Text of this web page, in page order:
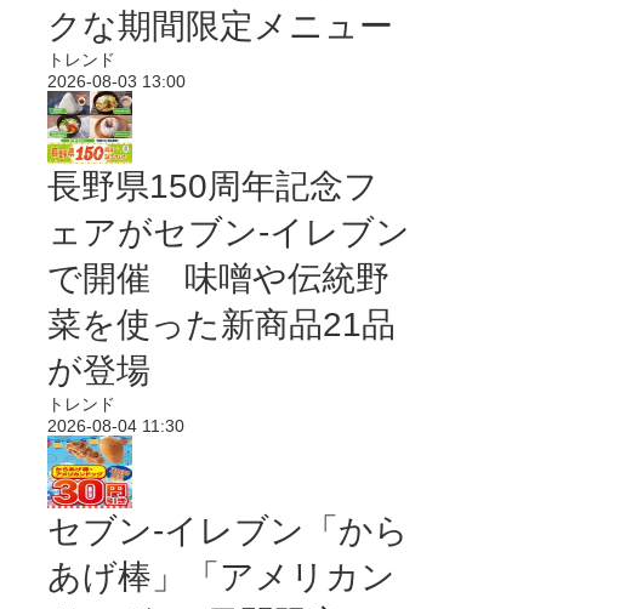
クな期間限定メニュー
トレンド
2026-08-03 13:00
長野県150周年記念フ
ェアがセブン-イレブン
で開催 味噌や伝統野
菜を使った新商品21品
が登場
トレンド
2026-08-04 11:30
セブン‐イレブン「から
あげ棒」「アメリカン